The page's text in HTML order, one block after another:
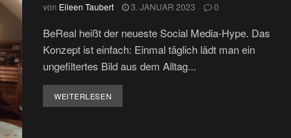
von Eileen Taubert 3. JANUAR 2023 0
BeReal heißt der neueste Social Media-Hype. Das
Konzept ist einfach: Einmal täglich lädt man ein
ungefiltertes Bild aus dem Alltag...
WEITERLESEN